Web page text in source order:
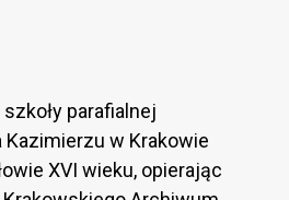
parafialnej
Kazimierzu w Krakowie
XVI wieku, opierając